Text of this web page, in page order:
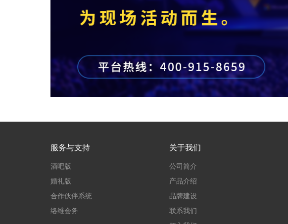
服务与支持
酒吧版
婚礼版
合作伙伴系统
络维会务
关于我们
公司简介
产品介绍
品牌建设
联系我们